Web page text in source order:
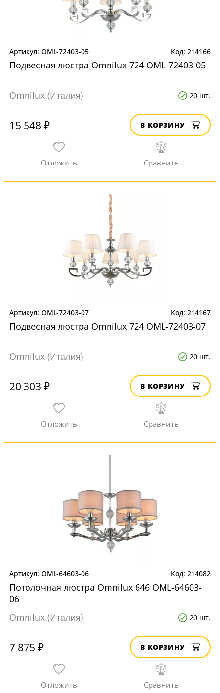
OML-72403-05 214166
Подвесная люстра Omnilux 724 OML-72403-05
Omnilux (Италия) 20 шт.
15 548 ₽ В КОРЗИНУ
OML-72403-07 214167
Подвесная люстра Omnilux 724 OML-72403-07
Omnilux (Италия) 20 шт.
20 303 ₽ В КОРЗИНУ
OML-64603-06 214082
Потолочная люстра Omnilux 646 OML-64603-
06
Omnilux (Италия)
20 шт.
7 875 ₽ В КОРЗИНУ